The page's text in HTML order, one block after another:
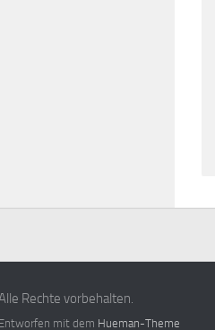
Rechte vorbehalten.
mit dem Hueman-Theme